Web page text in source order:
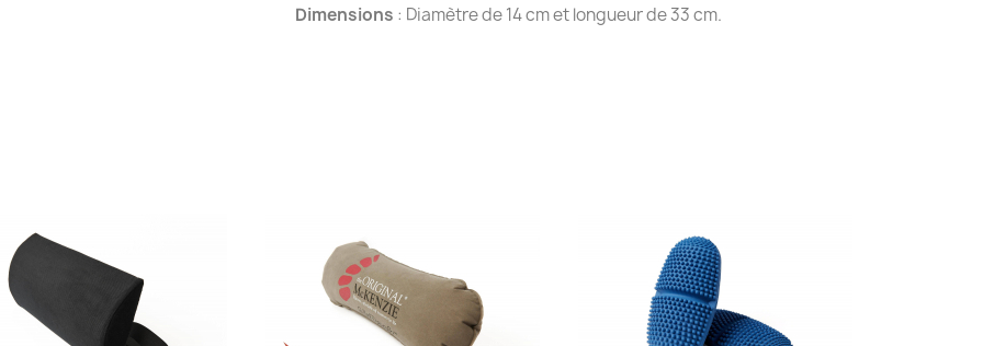
Dimensions : Diamètre de 14 cm et longueur de 33 cm.